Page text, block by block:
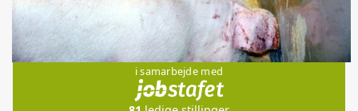
Jobs
i samarbejde med